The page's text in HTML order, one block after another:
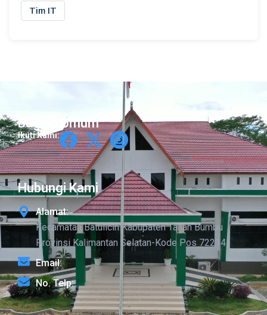
Tim IT
Bagian Umum
Ikuti Kami:
Hubungi Kami
Alamat:
Kecamatan Batulicin Kabupaten Tanah Bumbu
Provinsi Kalimantan Selatan-Kode Pos 72214
Email:
No. Telp: